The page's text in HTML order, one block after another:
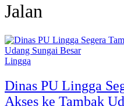
Jalan
Lingga
Dinas PU Lingga
Akses ke Tambak